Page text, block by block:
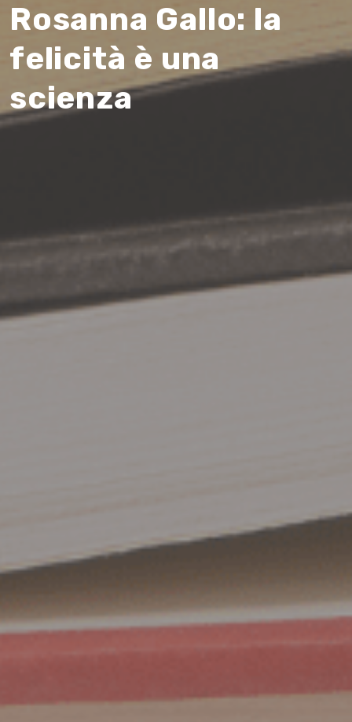
Rosanna Gallo: la
felicità è una
scienza